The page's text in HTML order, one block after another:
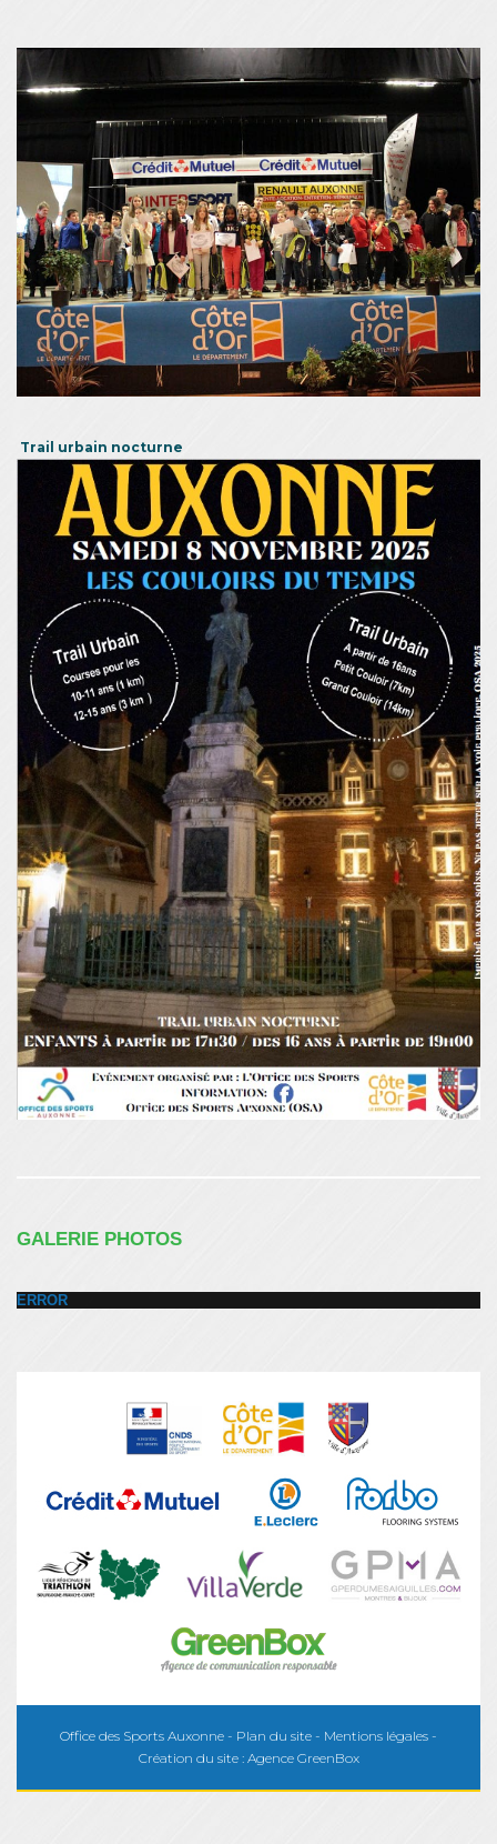
Trail urbain nocturne
GALERIE PHOTOS
ERROR
Office des Sports Auxonne - Plan du site - Mentions légales -
Création du site : Agence GreenBox